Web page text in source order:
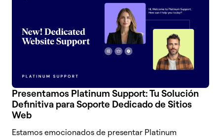
Presentamos Platinum Support: Tu Solución
Definitiva para Soporte Dedicado de Sitios
Web
Estamos emocionados de presentar Platinum